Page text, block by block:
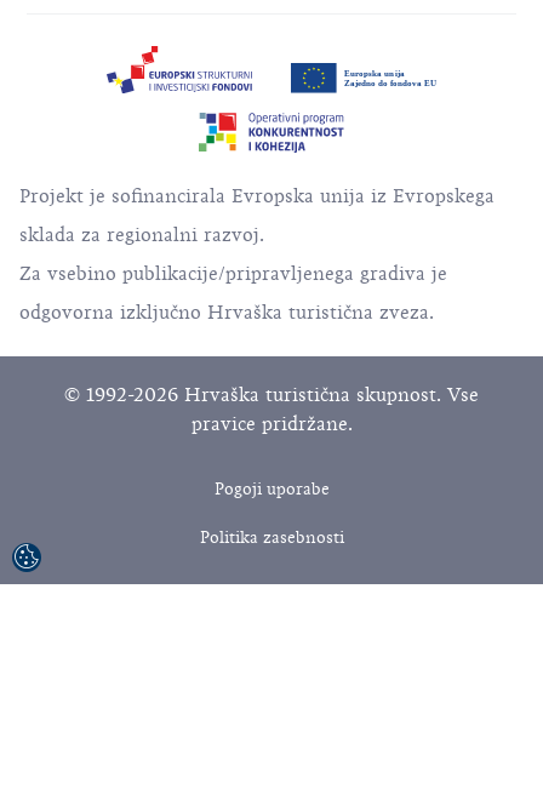
Projekt je sofinancirala Evropska unija iz Evropskega
sklada za regionalni razvoj.
Za vsebino publikacije/pripravljenega gradiva je
odgovorna izključno Hrvaška turistična zveza.
© 1992-2026 Hrvaška turistična skupnost. Vse
pravice pridržane.
Pogoji uporabe
Politika zasebnosti